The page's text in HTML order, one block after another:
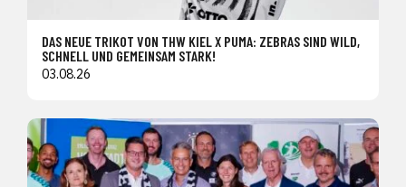
DAS NEUE TRIKOT VON THW KIEL X PUMA: ZEBRAS SIND WILD,
SCHNELL UND GEMEINSAM STARK!
03.08.26